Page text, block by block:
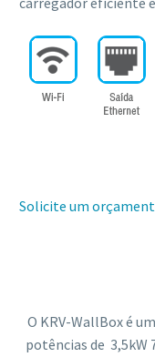
Solicite um
O KRV-WallBox é
potências de 3,5kW